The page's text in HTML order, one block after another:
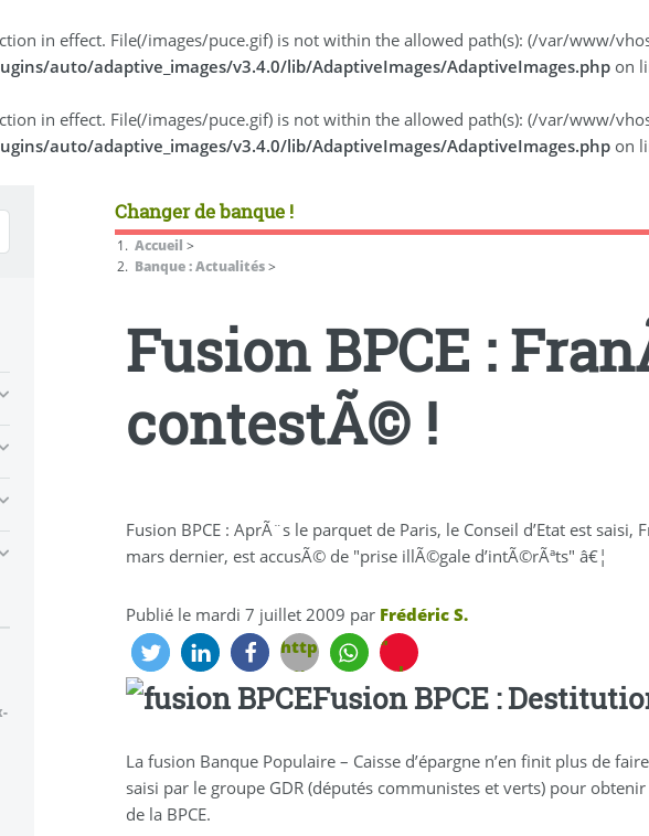
in effect. File(/images/puce.gif) is not within the allowed path(s): (/var/www/
auto/adaptive_images/v3.4.0/lib/AdaptiveImages/AdaptiveImages.php on
in effect. File(/images/puce.gif) is not within the allowed path(s): (/var/www/
auto/adaptive_images/v3.4.0/lib/AdaptiveImages/AdaptiveImages.php on
Changer de banque !
Accueil >
Banque : Actualités>
Fusion BPCE :
contestÃ© !
Fusion BPCE : AprÃ¨s le parquet de Paris, le Conseil d’Etat est
mars dernier, est accusÃ© de "prise illÃ©gale d’intÃ©rÃªts" â€¦
Publié le mardi 7 juillet 2009 par Frédéric S.
https://www.je-
veux-
changer-
banque.fr/banque-
actualites/fusion-
"
role="button"
target="_blank"
nofollow"
title="Pin
Fusion BPCE :
La fusion Banque Populaire – Caisse d’épargne n’en finit plus de
saisi par le groupe GDR (députés communistes et verts) pour
de la BPCE.